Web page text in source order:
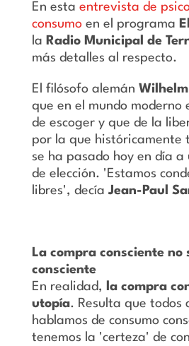
En esta entrevista de
consumo en el programa
la Radio Municipal de
más detalles al respecto.
El filósofo alemán
que en el mundo moderno
de escoger y que de la
por la que históricamente
se ha pasado hoy en día a
de elección. 'Estamos
libres', decía Jean-Paul
La compra consciente no
consciente
En realidad,
la compra
utopía. Resulta que todos
hablamos de consumo
tenemos la 'certeza' de